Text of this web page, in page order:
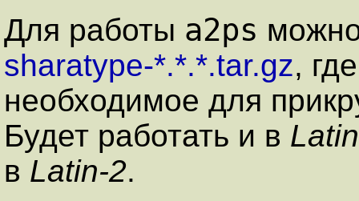
Для работы a2ps
sharatype-*.*.*.tar.gz,
необходимое для
Будет работать и в
в Latin-2.